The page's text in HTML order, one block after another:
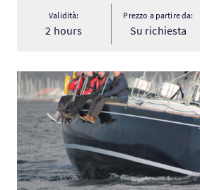
Validità:
2 hours
Prezzo a partire da:
Su richiesta
Visita:Family Sailing Holiday